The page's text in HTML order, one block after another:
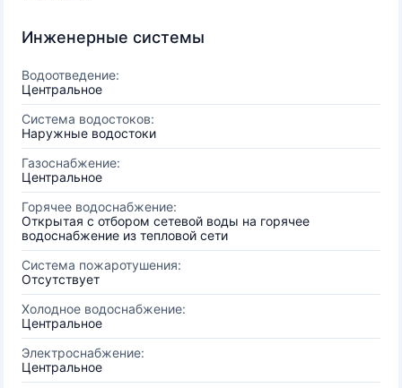
Инженерные системы
Водоотведение:
Центральное
Система водостоков:
Наружные водостоки
Газоснабжение:
Центральное
Горячее водоснабжение:
Открытая с отбором сетевой воды на горячее
водоснабжение из тепловой сети
Система пожаротушения:
Отсутствует
Холодное водоснабжение:
Центральное
Электроснабжение:
Центральное